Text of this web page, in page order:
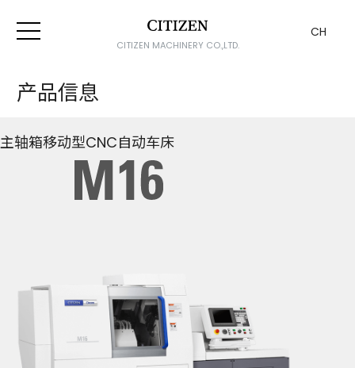
CITIZEN MACHINERY CO.,LTD.
CH
产品信息
主轴箱移动型CNC自动车床